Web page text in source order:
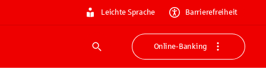
Leichte Sprache Barrierefreiheit
Suche
Online-Banking